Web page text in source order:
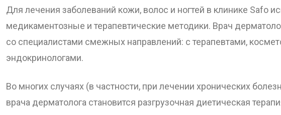
Для лечения заболеваний кожи, волос и ногтей в клинике Safo
медикаментозные и терапевтические методики. Врач
со специалистами смежных направлений: с терапевтами,
эндокринологами.
Во многих случаях (в частности, при лечении хронических
врача дерматолога становится разгрузочная диетическая